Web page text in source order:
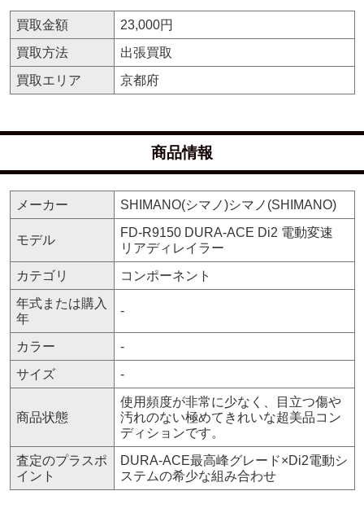
買取金額
23,000円
買取方法
出張買取
買取エリア
京都府
商品情報
メーカー SHIMANO(シマノ)シマノ(SHIMANO)
モデル
FD-R9150 DURA-ACE Di2 電動変速
リアディレイラー
カテゴリ
コンポーネント
年式または購入
年
-
カラー
-
サイズ
-
商品状態
使用頻度が非常に少なく、目立つ傷や
汚れのない極めてきれいな超美品コン
ディションです。
査定のプラスポ
イント
DURA-ACE最高峰グレード×Di2電動シ
ステムの希少な組み合わせ